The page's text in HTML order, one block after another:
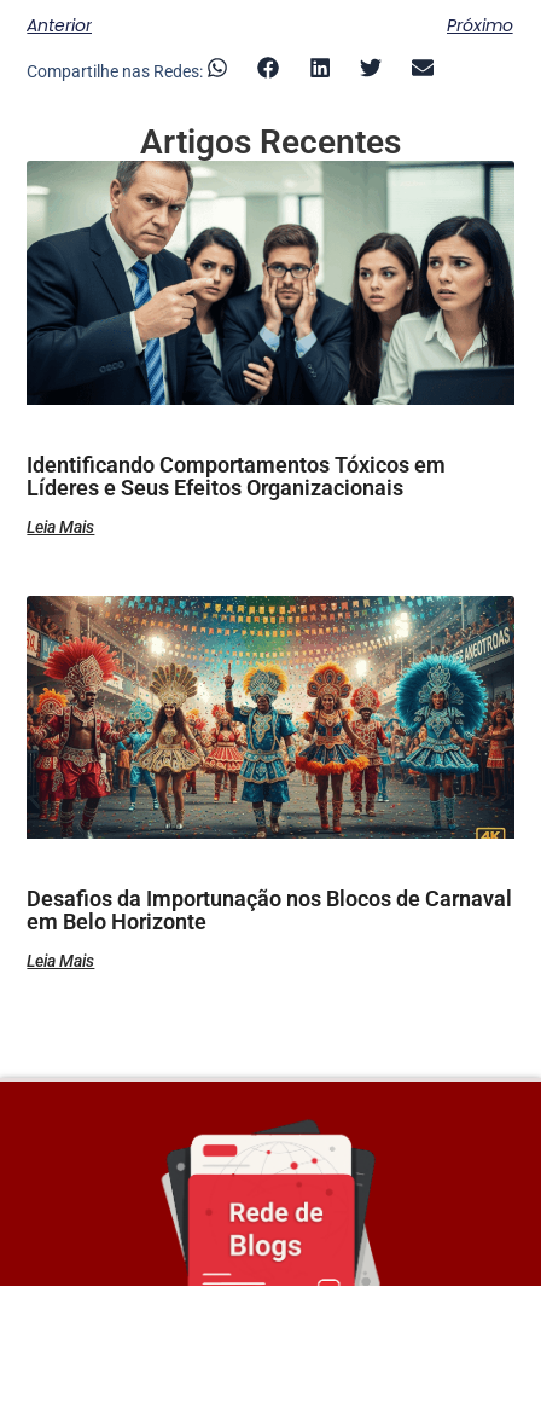
Anterior Próximo
Compartilhe nas Redes:
Artigos Recentes
Identificando Comportamentos Tóxicos em
Líderes e Seus Efeitos Organizacionais
Leia Mais
Desafios da Importunação nos Blocos de Carnaval
em Belo Horizonte
Leia Mais